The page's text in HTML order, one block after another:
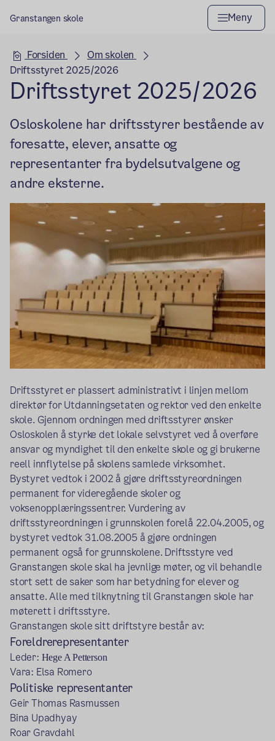
Granstangen skole Meny
Hovedseksjon
Forsiden
Om skolen
Driftsstyret 2025/2026
Driftsstyret 2025/2026
Osloskolene har driftsstyrer bestående av
foresatte, elever, ansatte og
representanter fra bydelsutvalgene og
andre eksterne.
Driftsstyret er plassert administrativt i linjen mellom
direktør for Utdanningsetaten og rektor ved den enkelte
skole. Gjennom ordningen med driftsstyrer ønsker
Osloskolen å styrke det lokale selvstyret ved å overføre
ansvar og myndighet til den enkelte skole og gi brukerne
reell innflytelse på skolens samlede virksomhet.
Bystyret vedtok i 2002 å gjøre driftsstyreordningen
permanent for videregående skoler og
voksenopplæringssentrer. Vurdering av
driftsstyreordningen i grunnskolen forelå 22.04.2005, og
bystyret vedtok 31.08.2005 å gjøre ordningen
permanent også for grunnskolene. Driftsstyre ved
Granstangen skole skal ha jevnlige møter, og vil behandle
stort sett de saker som har betydning for elever og
ansatte. Alle med tilknytning til Granstangen skole har
møterett i driftsstyre.
Granstangen skole sitt driftstyre består av:
Foreldrerepresentanter
Leder: Hege A Petterson
Vara: Elsa Romero
Politiske representanter
Geir Thomas Rasmussen
Bina Upadhyay
Roar Gravdahl